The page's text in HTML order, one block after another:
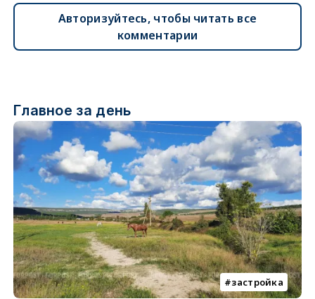
Авторизуйтесь, чтобы читать все
комментарии
Главное за день
застройка